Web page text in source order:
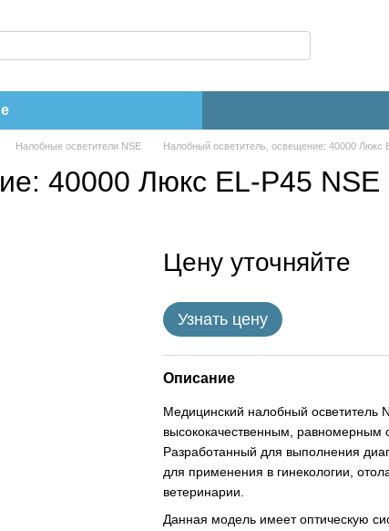
Налобные осветители NSE Налобный осветитель, освещение: 40000 Люкс
40000 Люкс EL-P45 NSE
Цену уточняйте
Узнать цену
Описание
Медицинский налобный осветитель
высококачественным, равномерным
Разработанный для выполнения
для применения в гинекологии,
ветеринарии.
Данная модель имеет оптическую